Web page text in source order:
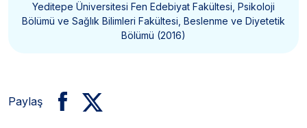
Yeditepe Üniversitesi Fen Edebiyat Fakültesi, Psikoloji
Bölümü ve Sağlık Bilimleri Fakültesi, Beslenme ve Diyetetik
Bölümü (2016)
Paylaş